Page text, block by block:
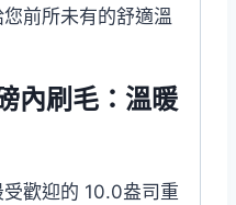
前所未有的舒適溫
內刷毛：溫暖
歡迎的 10.0盎司重